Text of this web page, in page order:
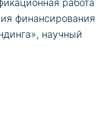
работа
финансирования
научный